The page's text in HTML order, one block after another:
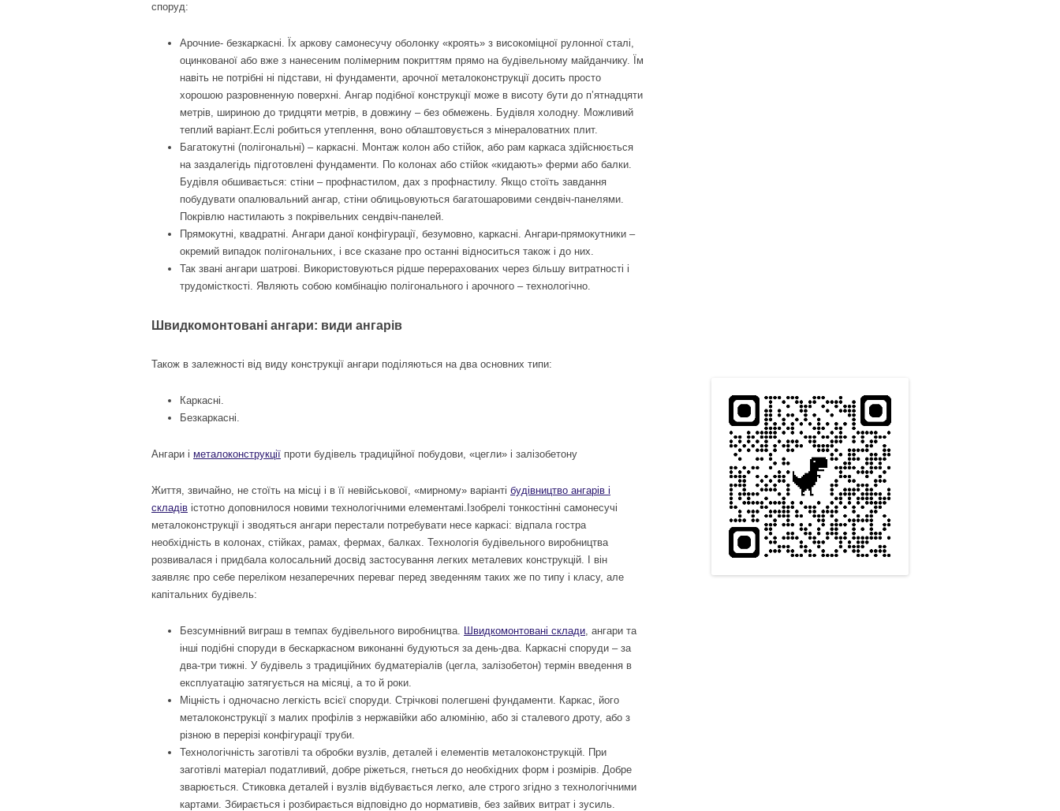
споруд:
Арочние- безкаркасні. Їх аркову самонесучу оболонку «кроять» з високоміцної рулонної сталі,
оцинкованої або вже з нанесеним полімерним покриттям прямо на будівельному майданчику. Їм
навіть не потрібні ні підстави, ні фундаменти, арочної металоконструкції досить просто
хорошою разровненную поверхні. Ангар подібної конструкції може в висоту бути до п’ятнадцяти
метрів, шириною до тридцяти метрів, в довжину – без обмежень. Будівля холодну. Можливий
теплий варіант.Еслі робиться утеплення, воно облаштовується з мінераловатних плит.
Багатокутні (полігональні) – каркасні. Монтаж колон або стійок, або рам каркаса здійснюється
на заздалегідь підготовлені фундаменти. По колонах або стійок «кидають» ферми або балки.
Будівля обшивається: стіни – профнастилом, дах з профнастилу. Якщо стоїть завдання
побудувати опалювальний ангар, стіни облицьовуються багатошаровими сендвіч-панелями.
Покрівлю настилають з покрівельних сендвіч-панелей.
Прямокутні, квадратні. Ангари даної конфігурації, безумовно, каркасні. Ангари-прямокутники –
окремий випадок полігональних, і все сказане про останні відноситься також і до них.
Так звані ангари шатрові. Використовуються рідше перерахованих через більшу витратності і
трудомісткості. Являють собою комбінацію полігонального і арочного – технологічно.
Швидкомонтовані ангари: види ангарів
Також в залежності від виду конструкції ангари поділяються на два основних типи:
Каркасні.
Безкаркасні.
Ангари і металоконструкції проти будівель традиційної побудови, «цегли» і залізобетону
Життя, звичайно, не стоїть на місці і в її невійськової, «мирному» варіанті будівництво ангарів і
складів істотно доповнилося новими технологічними елементамі.Ізобрелі тонкостінні самонесучі
металоконструкції і зводяться ангари перестали потребувати несе каркасі: відпала гостра
необхідність в колонах, стійках, рамах, фермах, балках. Технологія будівельного виробництва
розвивалася і придбала колосальний досвід застосування легких металевих конструкцій. І він
заявляє про себе переліком незаперечних переваг перед зведенням таких же по типу і класу, але
капітальних будівель:
Безсумнівний виграш в темпах будівельного виробництва. Швидкомонтовані склади, ангари та
інші подібні споруди в бескаркасном виконанні будуються за день-два. Каркасні споруди – за
два-три тижні. У будівель з традиційних будматеріалів (цегла, залізобетон) термін введення в
експлуатацію затягується на місяці, а то й роки.
Міцність і одночасно легкість всієї споруди. Стрічкові полегшені фундаменти. Каркас, його
металоконструкції з малих профілів з нержавійки або алюмінію, або зі сталевого дроту, або з
різною в перерізі конфігурації труби.
Технологічність заготівлі та обробки вузлів, деталей і елементів металоконструкцій. При
заготівлі матеріал податливий, добре ріжеться, гнеться до необхідних форм і розмірів. Добре
зварюється. Стиковка деталей і вузлів відбувається легко, але строго згідно з технологічними
картами. Збирається і розбирається відповідно до нормативів, без зайвих витрат і зусиль.